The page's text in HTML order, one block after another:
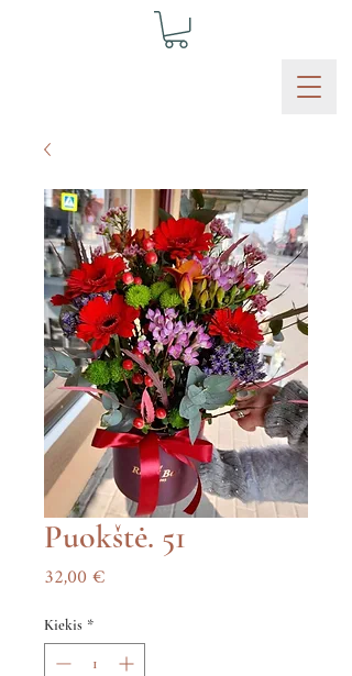
Puokštė. 51
32,00 €
Kiekis *